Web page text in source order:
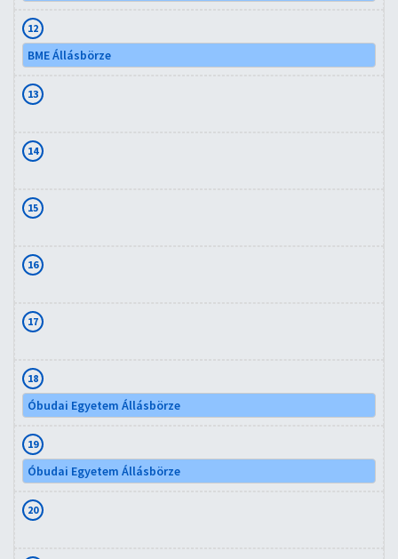
12
BME Állásbörze
13
14
15
16
17
18
Óbudai Egyetem Állásbörze
19
Óbudai Egyetem Állásbörze
20